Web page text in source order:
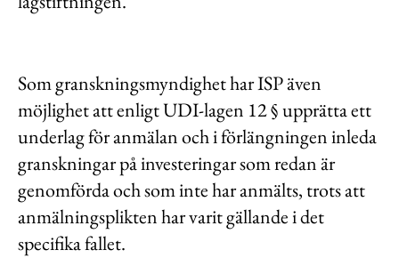
Som granskningsmyndighet har ISP även
möjlighet att enligt UDI-lagen 12 § upprätta ett
underlag för anmälan och i förlängningen inleda
granskningar på investeringar som redan är
genomförda och som inte har anmälts, trots att
anmälningsplikten har varit gällande i det
specifika fallet.